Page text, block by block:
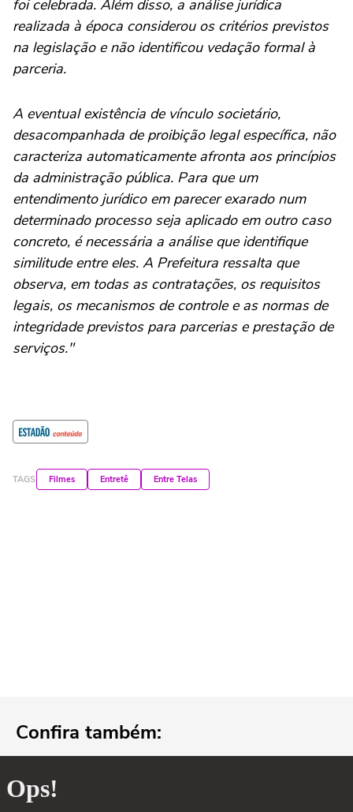
foi celebrada. Além disso, a análise jurídica
realizada à época considerou os critérios previstos
na legislação e não identificou vedação formal à
parceria.
A eventual existência de vínculo societário,
desacompanhada de proibição legal específica, não
caracteriza automaticamente afronta aos princípios
da administração pública. Para que um
entendimento jurídico em parecer exarado num
determinado processo seja aplicado em outro caso
concreto, é necessária a análise que identifique
similitude entre eles. A Prefeitura ressalta que
observa, em todas as contratações, os requisitos
legais, os mecanismos de controle e as normas de
integridade previstos para parcerias e prestação de
serviços."
TAGS Filmes Entretê Entre Telas
Confira também: